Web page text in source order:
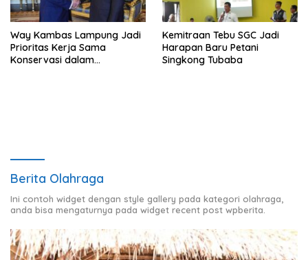
Way Kambas Lampung Jadi
Prioritas Kerja Sama
Konservasi dalam
Kemitraan Tebu SGC Jadi
Harapan Baru Petani
Singkong Tubaba
Berita Olahraga
Ini contoh widget dengan style gallery pada kategori olahraga,
anda bisa mengaturnya pada widget recent post wpberita.